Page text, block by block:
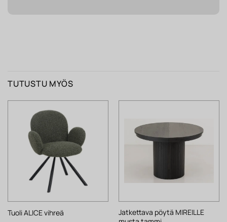
TUTUSTU MYÖS
Tuoli ALICE vihreä
Jatkettava pöytä MIREILLE